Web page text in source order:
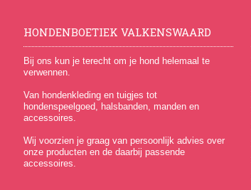
HONDENBOETIEK VALKENSWAARD
Bij ons kun je terecht om je hond helemaal te
verwennen.
Van hondenkleding en tuigjes tot
hondenspeelgoed, halsbanden, manden en
accessoires.
Wij voorzien je graag van persoonlijk advies over
onze producten en de daarbij passende
accessoires.